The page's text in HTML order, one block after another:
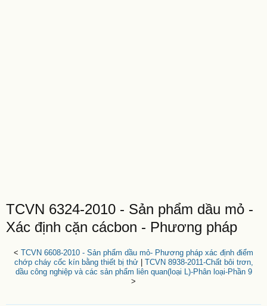
TCVN 6324-2010 - Sản phẩm dầu mỏ -
Xác định cặn cácbon - Phương pháp
< TCVN 6608-2010 - Sản phẩm dầu mỏ- Phương pháp xác định điểm
chớp cháy cốc kín bằng thiết bị thử| TCVN 8938-2011-Chất bôi trơn,
dầu công nghiệp và các sản phẩm liên quan(loại L)-Phân loại-Phần 9
>